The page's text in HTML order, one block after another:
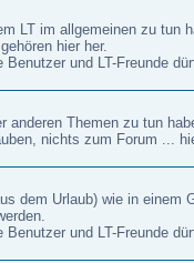
LT im allgemeinen zu tun
hier her.
und LT-Freunde
anderen Themen zu tun
nichts zum Forum ...
dem Urlaub) wie in einem
und LT-Freunde